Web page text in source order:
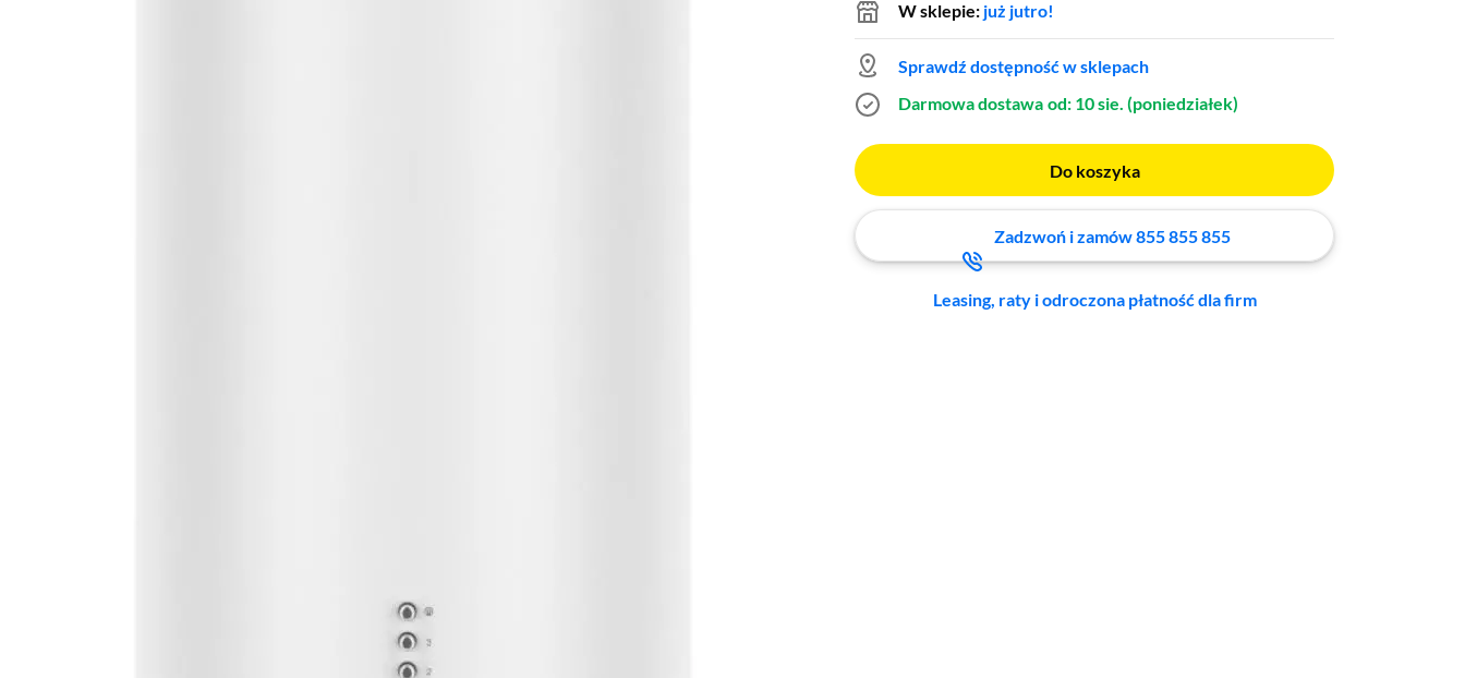
W sklepie: już jutro!
Sprawdź dostępność w sklepach
Darmowa dostawa od: 10 sie. (poniedziałek)
Do koszyka
Zadzwoń i zamów 855 855 855
Leasing, raty i odroczona płatność dla firm